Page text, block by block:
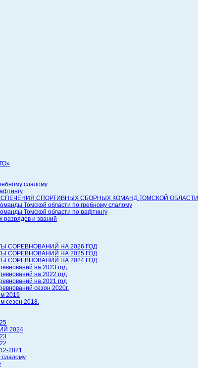
слалому
СПОРТИВНЫХ СБОРНЫХ КОМАНД ТОМСКОЙ ОБЛАСТИ
Томской области по гребному слалому
Томской области по рафтингу
разрядов и званий
СОРЕВНОВАНИЙ НА 2026 ГОД
СОРЕВНОВАНИЙ НА 2025 ГОД
СОРЕВНОВАНИЙ НА 2024 ГОД
на 2023 год
на 2022 год
на 2021 год
сезон 2020г.
2019
сезон 2018.
2024
2021
слалому